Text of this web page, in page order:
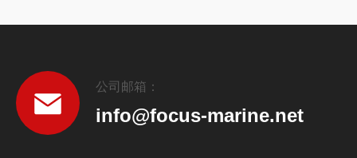
公司邮箱：
info@focus-marine.net